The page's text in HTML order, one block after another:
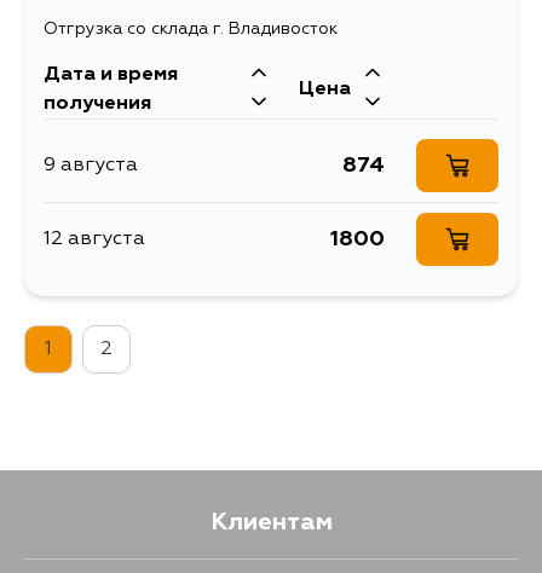
Отгрузка со склада г. Владивосток
Дата и время
получения
Цена
9 августа 874
12 августа 1800
1 2
Клиентам